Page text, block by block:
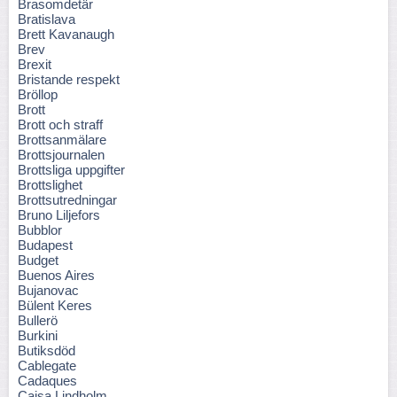
Brasomdetär
Bratislava
Brett Kavanaugh
Brev
Brexit
Bristande respekt
Bröllop
Brott
Brott och straff
Brottsanmälare
Brottsjournalen
Brottsliga uppgifter
Brottslighet
Brottsutredningar
Bruno Liljefors
Bubblor
Budapest
Budget
Buenos Aires
Bujanovac
Bülent Keres
Bullerö
Burkini
Butiksdöd
Cablegate
Cadaques